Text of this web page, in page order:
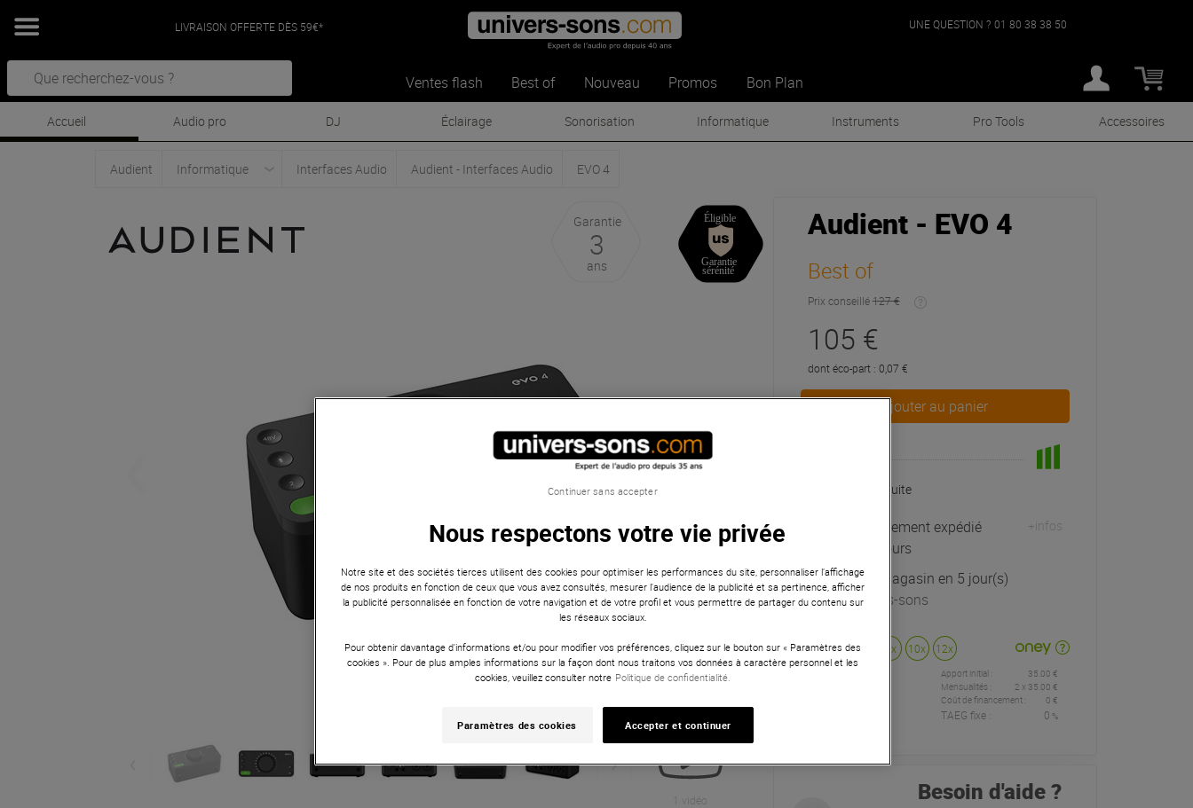
LIVRAISON OFFERTE DÈS 59€*
Ventes flash Best of Nouveau Promos Bon Plan
UNE QUESTION ? 01 80 38 38 50
Accueil Audio pro DJ Éclairage Sonorisation Informatique Instruments Pro Tools Accessoires
Audient Informatique Interfaces Audio Audient - Interfaces Audio EVO 4
Garantie
3
ans
1 vidéo
Audient - EVO 4
Best of
Prix conseillé 127 €
105 €
dont éco-part : 0,07 €
Ajouter au panier
Livraison Gratuite
Habituellement expédié
sous 4 jours
+infos
Retrait magasin en 5 jour(s)
à Univers-sons
Payer en 3x 4x 10x 12x
Apport initial :
35.00 €
Mensualités :
2 x 35.00 €
Coût de financement :
0 €
TAEG fixe : 0 %
Besoin d'aide ?
Nous respectons votre vie privée
Notre site et des sociétés tierces utilisent des cookies pour optimiser les performances du site, personnaliser l’affichage
de nos produits en fonction de ceux que vous avez consultés, mesurer l'audience de la publicité et sa pertinence, afficher
la publicité personnalisée en fonction de votre navigation et de votre profil et vous permettre de partager du contenu sur
les réseaux sociaux.
Pour obtenir davantage d'informations et/ou pour modifier vos préférences, cliquez sur le bouton sur « Paramètres des
cookies ». Pour de plus amples informations sur la façon dont nous traitons vos données à caractère personnel et les
cookies, veuillez consulter notre Politique de confidentialité.
Paramètres des cookies Accepter et continuer
Continuer sans accepter